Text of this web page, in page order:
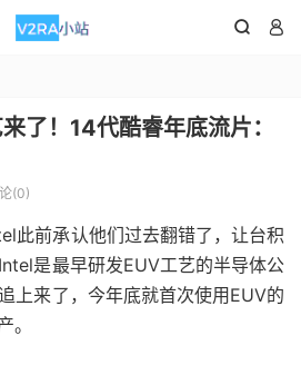
 
了！14代酷睿年底流片：
(0)
此前承认他们过去翻错了，让台积
是最早研发EUV工艺的半导体公
上来了，今年底就首次使用EUV的
。